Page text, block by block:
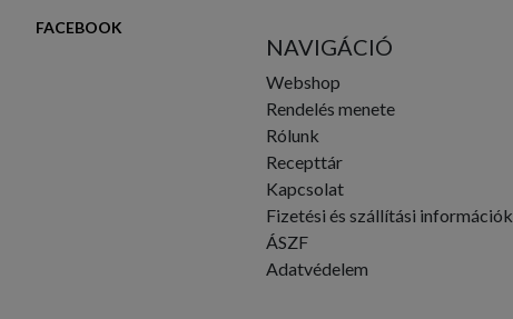
FACEBOOK
NAVIGÁCIÓ
Webshop
Rendelés menete
Rólunk
Recepttár
Kapcsolat
Fizetési és szállítási információk
ÁSZF
Adatvédelem